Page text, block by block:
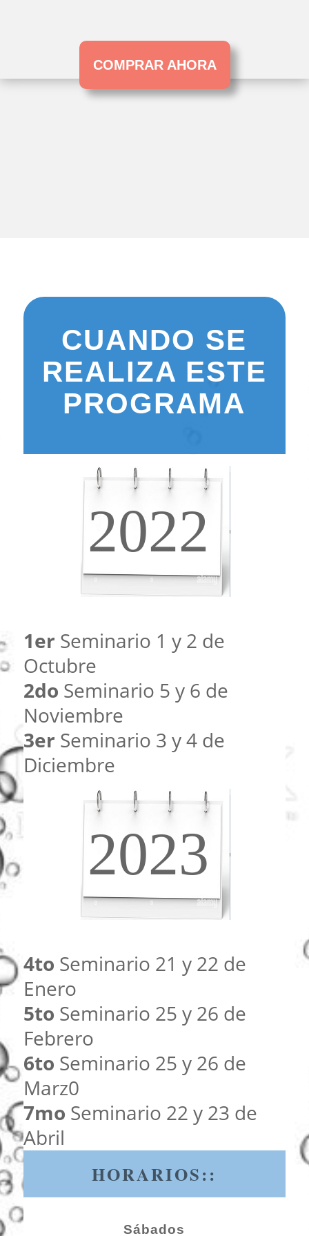
COMPRAR AHORA
CUANDO SE
REALIZA ESTE
PROGRAMA
2022
1er Seminario 1 y 2 de
Octubre
2do Seminario 5 y 6 de
Noviembre
3er Seminario 3 y 4 de
Diciembre
2023
4to Seminario 21 y 22 de
Enero
5to Seminario 25 y 26 de
Febrero
6to Seminario 25 y 26 de
Marz0
7mo Seminario 22 y 23 de
Abril
HORARIOS::
Sábados